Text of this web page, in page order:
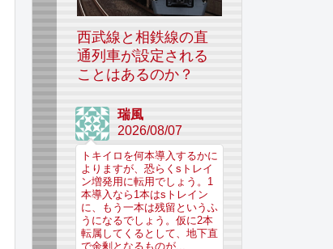
西武線と相鉄線の直
通列車が設定される
ことはあるのか？
瑞風
2026/08/07
トキイロを何本導入するかに
よりますが、恐らくsトレイ
ン増発用に転用でしょう。1
本導入なら1本はsトレイン
に、もう一本は残留というふ
うになるでしょう。仮に2本
転属してくるとして、地下直
で余剰となるものが...